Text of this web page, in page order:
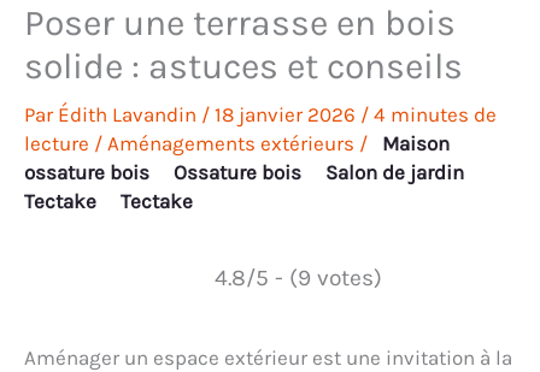
Poser une terrasse en bois
solide : astuces et conseils
Par Édith Lavandin / 18 janvier 2026 / 4 minutes de
lecture / Aménagements extérieurs /
Maison
ossature bois
Ossature bois
Salon de jardin
Tectake
Tectake
4.8/5 - (9 votes)
Aménager un espace extérieur est une invitation à la